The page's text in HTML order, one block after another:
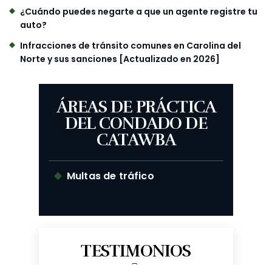
¿Cuándo puedes negarte a que un agente registre tu
auto?
Infracciones de tránsito comunes en Carolina del
Norte y sus sanciones [Actualizado en 2026]
ÁREAS DE PRÁCTICA
DEL CONDADO DE
CATAWBA
Multas de tráfico
TESTIMONIOS